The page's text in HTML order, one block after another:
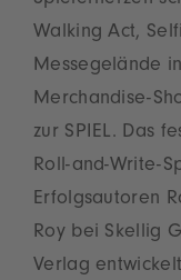
Walking Act,
Messegelände
Merchandise-
zur SPIEL. Das
Roll-and-Write-
Erfolgsautoren
Roy bei Skellig
Verlag